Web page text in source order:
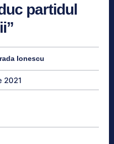
partidul
Ionescu
2021